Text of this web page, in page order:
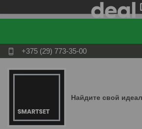
+375 (29) 773-35-00
Найдите свой